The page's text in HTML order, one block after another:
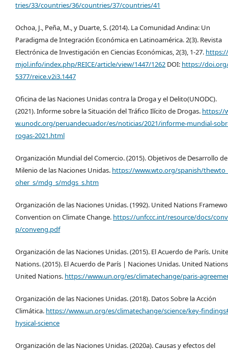
tries/33/countries/36/countries/37/countries/41
Ochoa, J., Peña, M., y Duarte, S. (2014). La Comunidad Andina: Un
Paradigma de Integración Económica en Latinoamérica. 2(3). Revista
Electrónica de Investigación en Ciencias Económicas, 2(3), 1-27.
mjol.info/index.php/REICE/article/view/1447/1262 DOI: https://
5377/reice.v2i3.1447
Oficina de las Naciones Unidas contra la Droga y el Delito(UNODC).
(2021). Informe sobre la Situación del Tráfico Ilícito de Drogas. https://
w.unodc.org/peruandecuador/es/noticias/2021/informe-mundial-
rogas-2021.html
Organización Mundial del Comercio. (2015). Objetivos de Desarrollo
Milenio de las Naciones Unidas. https://www.wto.org/spanish/
oher_s/mdg_s/mdgs_s.htm
Organización de las Naciones Unidas. (1992). United Nations
Convention on Climate Change. https://unfccc.int/resource/docs/
p/conveng.pdf
Organización de las Naciones Unidas. (2015). El Acuerdo de París.
Nations. (2015). El Acuerdo de París | Naciones Unidas. United
United Nations. https://www.un.org/es/climatechange/paris-
Organización de las Naciones Unidas. (2018). Datos Sobre la Acción
Climática. https://www.un.org/es/climatechange/science/key-
hysical-science
Organización de las Naciones Unidas. (2020a). Causas y efectos del